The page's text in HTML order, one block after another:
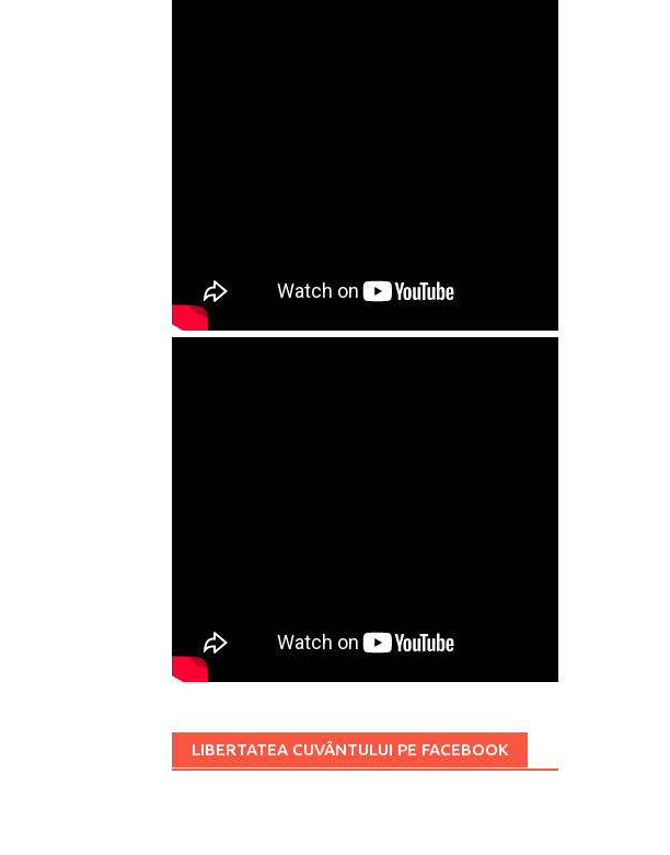
LIBERTATEA CUVÂNTULUI PE FACEBOOK